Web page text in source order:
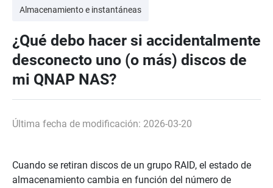
Almacenamiento e instantáneas
¿Qué debo hacer si accidentalmente
desconecto uno (o más) discos de
mi QNAP NAS?
Última fecha de modificación: 2026-03-20
Cuando se retiran discos de un grupo RAID, el estado de
almacenamiento cambia en función del número de